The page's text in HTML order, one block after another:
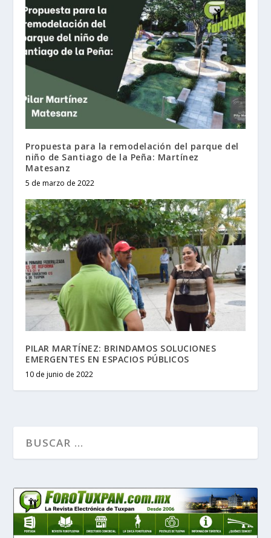
Propuesta para la remodelación del parque del
niño de Santiago de la Peña: Martínez
Matesanz
5 de marzo de 2022
PILAR MARTÍNEZ: BRINDAMOS SOLUCIONES
EMERGENTES EN ESPACIOS PÚBLICOS
10 de junio de 2022